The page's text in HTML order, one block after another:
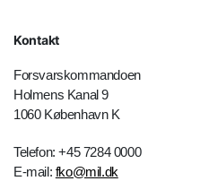
Kontakt
Forsvarskommandoen
Holmens Kanal 9
1060 København K
Telefon: +45 7284 0000
E-mail: fko@mil.dk